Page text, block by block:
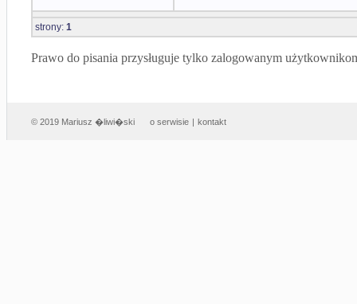
strony: 1
Prawo do pisania przysługuje tylko zalogowanym
© 2019 Mariusz �liwi�ski o serwisie | kontakt